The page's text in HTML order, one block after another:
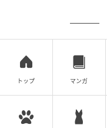
トップ マンガ